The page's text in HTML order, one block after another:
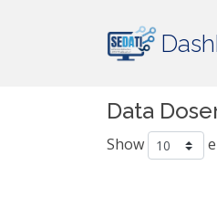
Data
Show